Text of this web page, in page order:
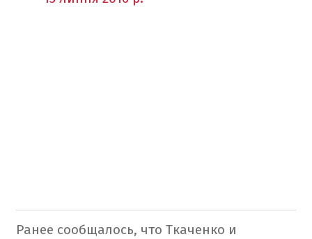
Ранее сообщалось, что Ткаченко и